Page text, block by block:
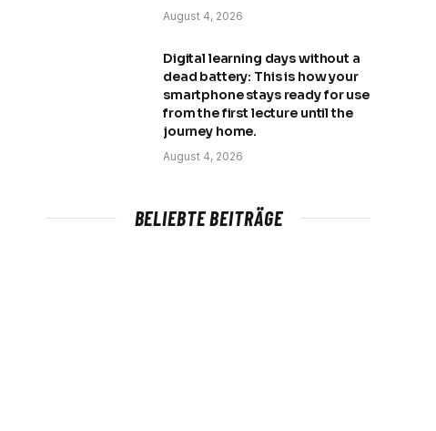
August 4, 2026
Digital learning days without a
dead battery: This is how your
smartphone stays ready for use
from the first lecture until the
journey home.
August 4, 2026
BELIEBTE BEITRÄGE